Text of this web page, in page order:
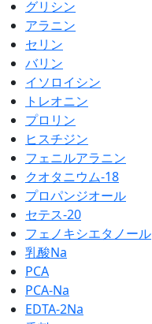
グリシン
アラニン
セリン
バリン
イソロイシン
トレオニン
プロリン
ヒスチジン
フェニルアラニン
クオタニウム-18
プロパンジオール
セテス-20
フェノキシエタノール
乳酸Na
PCA
PCA-Na
EDTA-2Na